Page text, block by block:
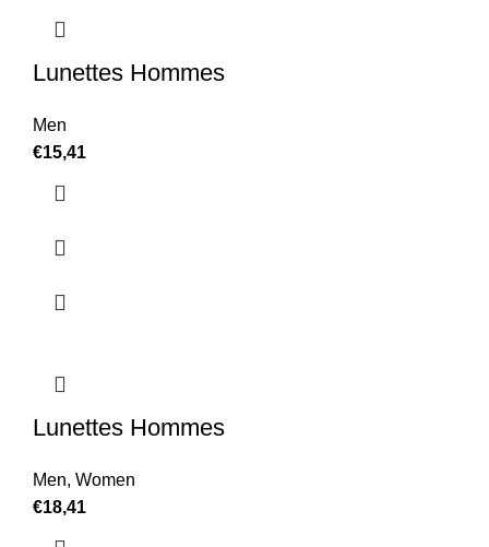
Lunettes Hommes
Men
€15,41
Lunettes Hommes
Men, Women
€18,41